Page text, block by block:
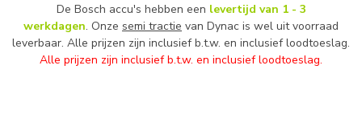
De Bosch accu's hebben een levertijd van 1 - 3
werkdagen. Onze semi tractie van Dynac is wel uit voorraad
leverbaar. Alle prijzen zijn inclusief b.t.w. en inclusief loodtoeslag.
Alle prijzen zijn inclusief b.t.w. en inclusief loodtoeslag.